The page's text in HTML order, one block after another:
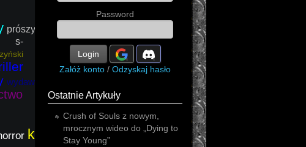
prószyński
wydawnictwo
kryminał
Password
Login
Załóż konto / Odzyskaj hasło
Ostatnie Artykuły
Crush of Souls z nowym,
mrocznym wideo do „Dying to
Stay Young”